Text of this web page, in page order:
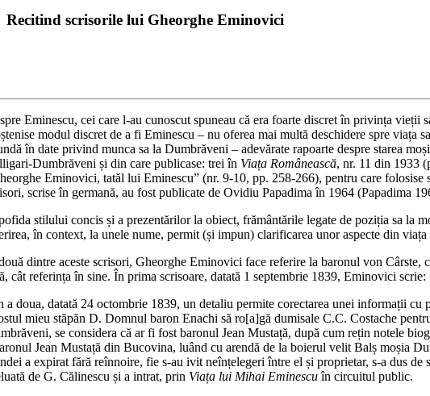
Recitind scrisorile lui Gheorghe Eminovici
Eminescu, cei care l‑au cunoscut spuneau că era foarte discret în privința
modul discret de a fi Eminescu – nu oferea mai multă deschidere spre
în date privind munca sa la Dumbrăveni – adevărate rapoarte despre starea
și din care publicase: trei în Viața Românească, nr. 11 din 1933
Eminovici, tatăl lui Eminescu” (nr. 9‑10, pp. 258‑266), pentru care
scrise în germană, au fost publicate de Ovidiu Papadima în 1964 (Papadima
stilului concis și a prezentărilor la obiect, frământările legate de poziția sa la
în context, la unele nume, permit (și impun) clarificarea unor aspecte din viața
dintre aceste scrisori, Gheorghe Eminovici face referire la baronul von
cât referința în sine. În prima scrisoare, datată 1 septembrie 1839, Eminovici
a doua, datată 24 octombrie 1839, un detaliu permite corectarea unei informații
mieu stăpăn D. Domnul baron Enachi să ro[a]gă dumisale C.C. Costache
se considera că ar fi fost baronul Jean Mustață, după cum rețin notele
Jean Mustață din Bucovina, luând cu arendă de la boierul velit Balș moșia
a expirat fără reînnoire, fie s‑au ivit neînțelegeri între el și proprietar, s‑a dus
de G. Călinescu și a intrat, prin Viața lui Mihai Eminescuîn circuitul public.